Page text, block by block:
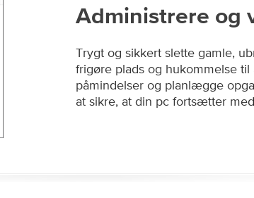
Administrere og
Trygt og sikkert slette gamle,
frigøre plads og hukommelse
påmindelser og planlægge
at sikre, at din pc fortsætter